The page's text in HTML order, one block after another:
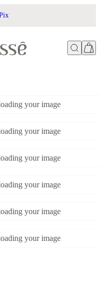
your image
your image
your image
your image
your image
your image